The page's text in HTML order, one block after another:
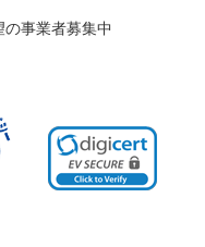
事業者募集中